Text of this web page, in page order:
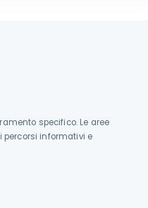
specifico. Le aree
percorsi informativi e